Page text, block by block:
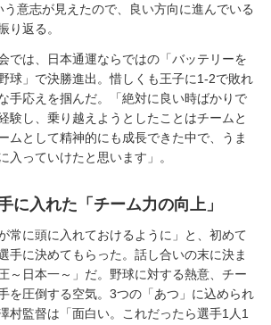
う意志が見えたので、良い方向に進んでいる
り返る。
では、日本通運ならではの「バッテリーを
球」で決勝進出。惜しくも王子に1-2で敗れ
手応えを掴んだ。「絶対に良い時ばかりで
験し、乗り越えようとしたことはチームと
ムとして精神的にも成長できた中で、うま
入っていけたと思います」。
に入れた「チーム力の向上」
常に頭に入れておけるように」と、初めて
手に決めてもらった。話し合いの末に決ま
～日本一～」だ。野球に対する熱意、チー
を圧倒する空気。3つの「あつ」に込められ
村監督は「面白い。これだったら選手1人1